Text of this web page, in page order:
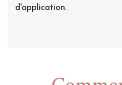
d'application.